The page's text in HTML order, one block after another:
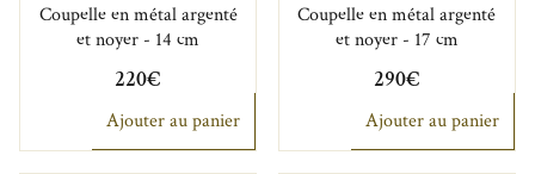
Coupelle en métal argenté
et noyer - 14 cm
220€
Ajouter au panier
Coupelle en métal argenté
et noyer - 17 cm
290€
Ajouter au panier